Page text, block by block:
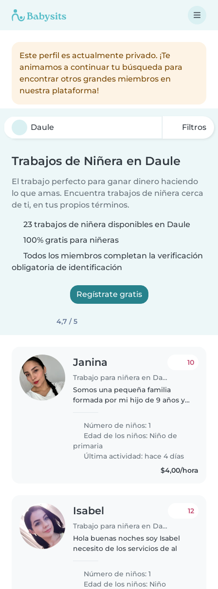
Este perfil es actualmente privado. ¡Te
animamos a continuar tu búsqueda para
encontrar otros grandes miembros en
nuestra plataforma!
Filtros
Trabajos de Niñera en Daule
El trabajo perfecto para ganar dinero haciendo
lo que amas. Encuentra trabajos de niñera cerca
de ti, en tus propios términos.
23 trabajos de niñera disponibles en Daule
100% gratis para niñeras
Todos los miembros completan la verificación
obligatoria de identificación
Regístrate gratis
4,7 / 5
Janina
Trabajo para niñera en Daule
10
Somos una pequeña familia
formada por mi hijo de 9 años y
responsable, cariñosa y paciente
que nos brinde apoyo después
de clases, en un ambiente de
respeto,..
Número de niños: 1
Edad de los niños: Niño de
primaria
Última actividad: hace 4 días
$4,00/hora
Isabel
Trabajo para niñera en Daule
12
Hola buenas noches soy Isabel
necesito de los servicios de al
Número de niños: 1
Edad de los niños: Niño